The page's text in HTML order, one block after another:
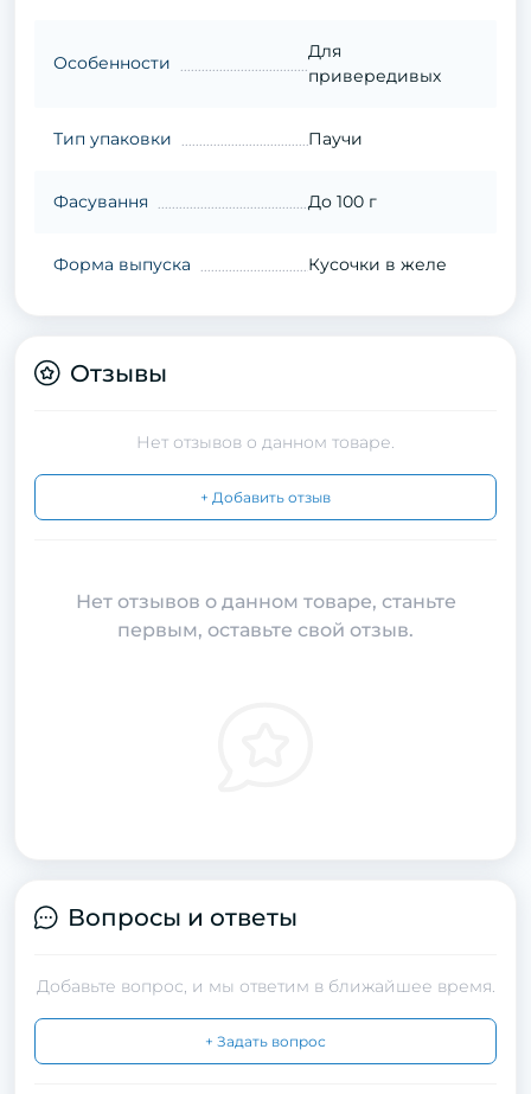
Особенности
Для
привередивых
Тип упаковки Паучи
Фасування До 100 г
Форма выпуска Кусочки в желе
Отзывы
Нет отзывов о данном товаре.
+ Добавить отзыв
Нет отзывов о данном товаре, станьте
первым, оставьте свой отзыв.
Вопросы и ответы
Добавьте вопрос, и мы ответим в ближайшее время.
+ Задать вопрос